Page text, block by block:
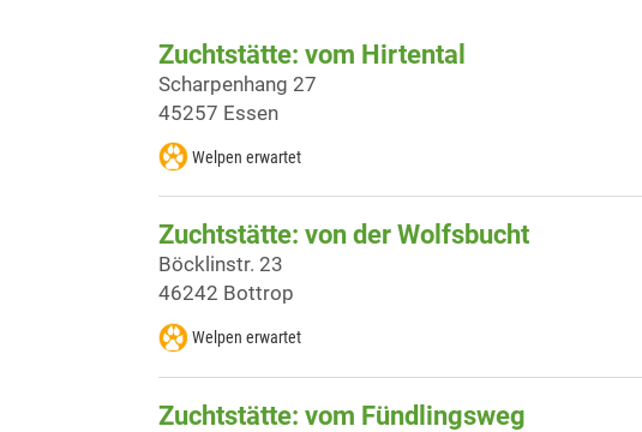
Zuchtstätte: vom Hirtental
Scharpenhang 27
45257 Essen
Welpen erwartet
Zuchtstätte: von der Wolfsbucht
Böcklinstr. 23
46242 Bottrop
Welpen erwartet
Zuchtstätte: vom Fündlingsweg